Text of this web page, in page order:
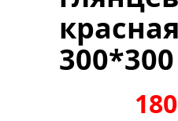
300*300
180